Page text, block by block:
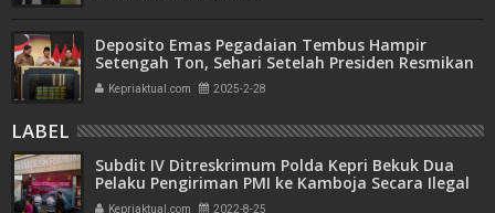
Deposito Emas Pegadaian Tembus Hampir
Setengah Ton, Sehari Setelah Presiden Resmikan
Bank Emas
Kepriaktual.com 2025-2-28
LABEL
Subdit IV Ditreskrimum Polda Kepri Bekuk Dua
Pelaku Pengiriman PMI ke Kamboja Secara Ilegal
Kepriaktual.com 2022-8-25